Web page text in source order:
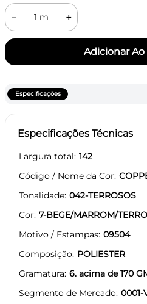
＋
－
Especificações
Especificações Técnicas
Largura total 142
Código / Nome da Cor
Tonalidade 042-TERROSOS
Cor 7-BEGE/MARROM/
Motivo / Estampas 09504
Composição POLIESTER
Gramatura 6. acima de 170
Segmento de Mercado 0001-